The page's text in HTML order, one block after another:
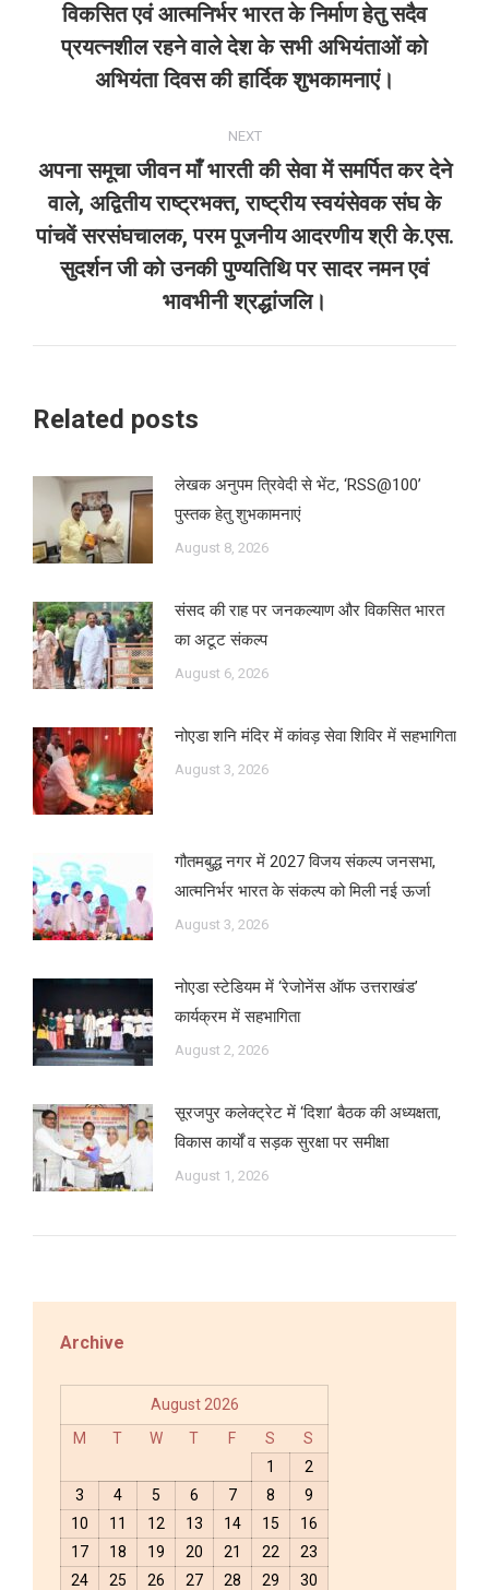
Previous
post:
विकसित एवं आत्मनिर्भर भारत के निर्माण हेतु सदैव
प्रयत्नशील रहने वाले देश के सभी अभियंताओं को
अभियंता दिवस की हार्दिक शुभकामनाएं।
NEXT
Next
post:
अपना समूचा जीवन माँ भारती की सेवा में समर्पित कर देने
वाले, अद्वितीय राष्ट्रभक्त, राष्ट्रीय स्वयंसेवक संघ के
पांचवें सरसंघचालक, परम पूजनीय आदरणीय श्री के.एस.
सुदर्शन जी को उनकी पुण्यतिथि पर सादर नमन एवं
भावभीनी श्रद्धांजलि।
Related posts
लेखक अनुपम त्रिवेदी से भेंट, ‘RSS@100’
पुस्तक हेतु शुभकामनाएं
August 8, 2026
संसद की राह पर जनकल्याण और विकसित भारत
का अटूट संकल्प
August 6, 2026
नोएडा शनि मंदिर में कांवड़ सेवा शिविर में सहभागिता
August 3, 2026
गौतमबुद्ध नगर में 2027 विजय संकल्प जनसभा,
आत्मनिर्भर भारत के संकल्प को मिली नई ऊर्जा
August 3, 2026
नोएडा स्टेडियम में ‘रेजोनेंस ऑफ उत्तराखंड’
कार्यक्रम में सहभागिता
August 2, 2026
सूरजपुर कलेक्ट्रेट में ‘दिशा’ बैठक की अध्यक्षता,
विकास कार्यों व सड़क सुरक्षा पर समीक्षा
August 1, 2026
Archive
August 2026
M
T W T F S
S
1
2
3
4 5 6 7 8
9
10
11 12 13 14 15
16
17
18 19 20 21 22
23
24
25 26 27 28 29
30